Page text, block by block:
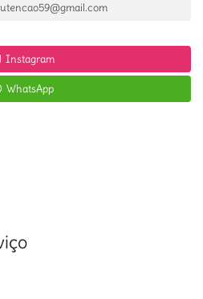
Instagram
WhatsApp